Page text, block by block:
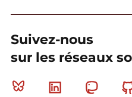
Suivez-nous
sur les réseaux
Bluesky Linkedin